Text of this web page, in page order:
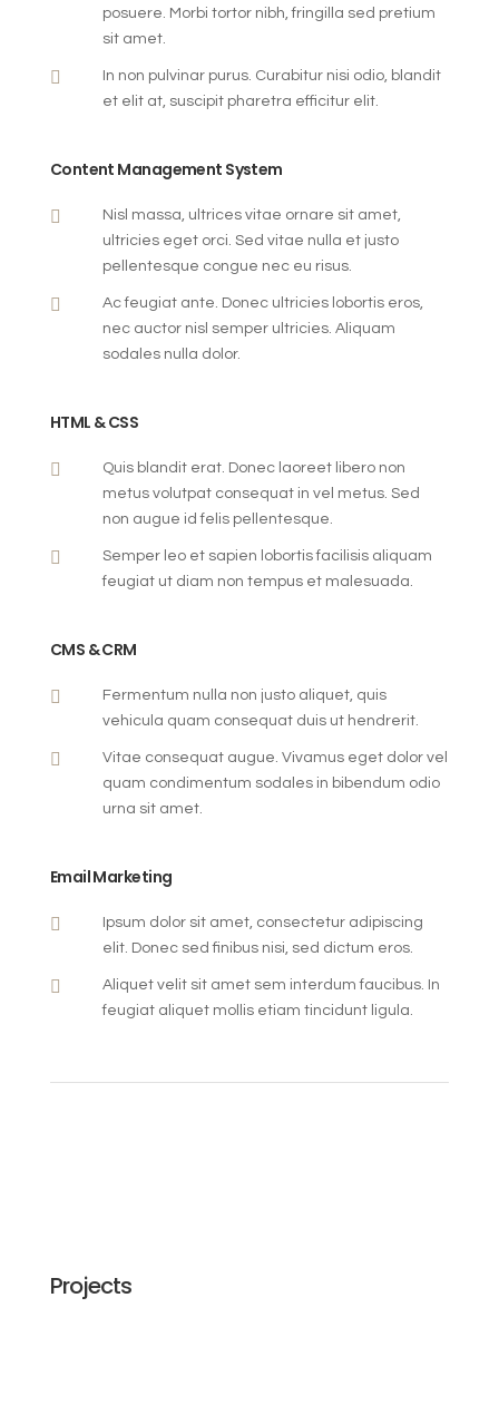
posuere. Morbi tortor nibh, fringilla sed pretium
sit amet.

In non pulvinar purus. Curabitur nisi odio, blandit
et elit at, suscipit pharetra efficitur elit.
Content Management System

Nisl massa, ultrices vitae ornare sit amet,
ultricies eget orci. Sed vitae nulla et justo
pellentesque congue nec eu risus.

Ac feugiat ante. Donec ultricies lobortis eros,
nec auctor nisl semper ultricies. Aliquam
sodales nulla dolor.
HTML & CSS

Quis blandit erat. Donec laoreet libero non
metus volutpat consequat in vel metus. Sed
non augue id felis pellentesque.

Semper leo et sapien lobortis facilisis aliquam
feugiat ut diam non tempus et malesuada.
CMS & CRM

Fermentum nulla non justo aliquet, quis
vehicula quam consequat duis ut hendrerit.

Vitae consequat augue. Vivamus eget dolor vel
quam condimentum sodales in bibendum odio
urna sit amet.
Email Marketing

Ipsum dolor sit amet, consectetur adipiscing
elit. Donec sed finibus nisi, sed dictum eros.

Aliquet velit sit amet sem interdum faucibus. In
feugiat aliquet mollis etiam tincidunt ligula.
Projects